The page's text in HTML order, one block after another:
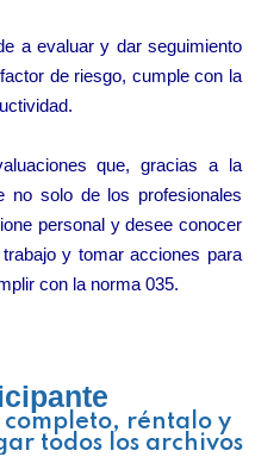
a evaluar y dar seguimiento
de riesgo, cumple con la
que, gracias a la
no solo de los profesionales
personal y desee conocer
y tomar acciones para
con la norma 035.
réntalo y
todos los archivos